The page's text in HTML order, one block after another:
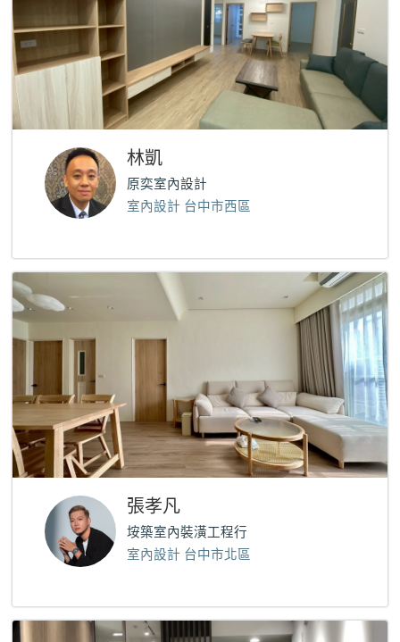
林凱
原奕室內設計
室內設計 台中市西區
張孝凡
垵築室內裝潢工程行
室內設計 台中市北區